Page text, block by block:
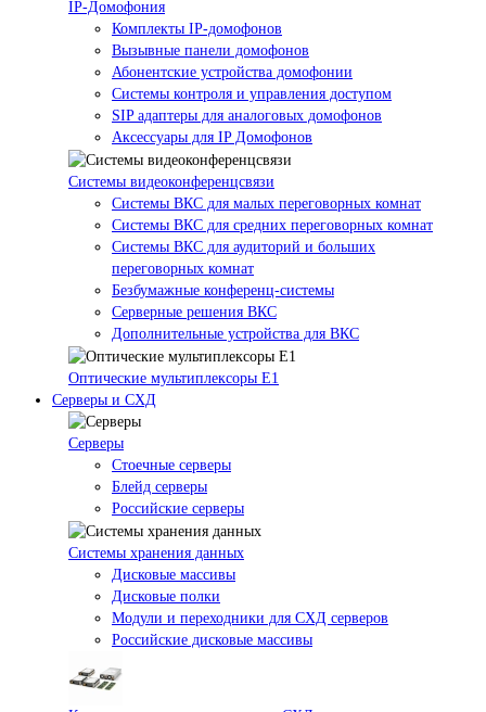
IP-Домофония
Комплекты IP-домофонов
Вызывные панели домофонов
Абонентские устройства домофонии
Системы контроля и управления доступом
SIP адаптеры для аналоговых домофонов
Аксессуары для IP Домофонов
Системы видеоконференцсвязи
Системы ВКС для малых переговорных комнат
Системы ВКС для средних переговорных комнат
Системы ВКС для аудиторий и больших
переговорных комнат
Безбумажные конференц-системы
Серверные решения ВКС
Дополнительные устройства для ВКС
Оптические мультиплексоры Е1
Серверы и СХД
Серверы
Стоечные серверы
Блейд серверы
Российские серверы
Системы хранения данных
Дисковые массивы
Дисковые полки
Модули и переходники для СХД серверов
Российские дисковые массивы